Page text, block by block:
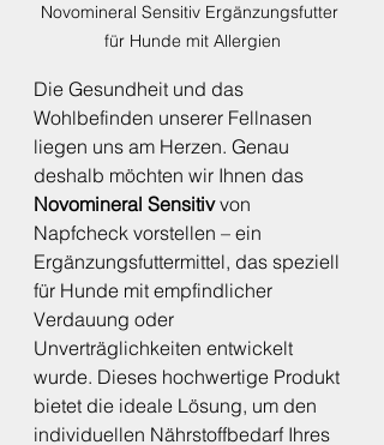
Novomineral Sensitiv Ergänzungsfutter
für Hunde mit Allergien
Die Gesundheit und das
Wohlbefinden unserer Fellnasen
liegen uns am Herzen. Genau
deshalb möchten wir Ihnen das
Novomineral Sensitiv von
Napfcheck vorstellen – ein
Ergänzungsfuttermittel, das speziell
für Hunde mit empfindlicher
Verdauung oder
Unverträglichkeiten entwickelt
wurde. Dieses hochwertige Produkt
bietet die ideale Lösung, um den
individuellen Nährstoffbedarf Ihres